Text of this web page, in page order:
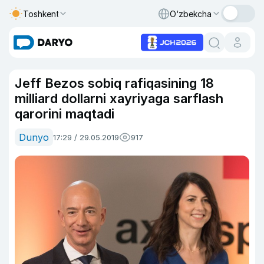
Toshkent O‘zbekcha
Jeff Bezos sobiq rafiqasining 18
milliard dollarni xayriyaga sarflash
qarorini maqtadi
Dunyo 17:29 / 29.05.2019 917